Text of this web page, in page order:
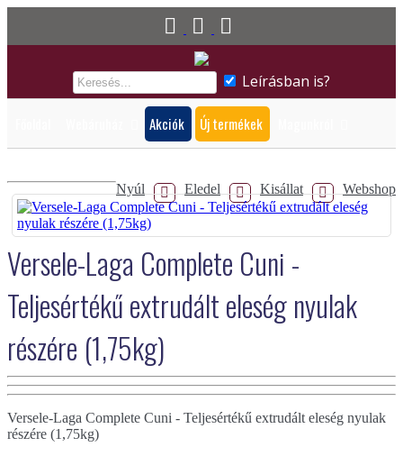
Leírásban is?
Akciók Új termékek
Webshop
Kisállat
Eledel
Nyúl
Versele-Laga Complete Cuni -
Teljesértékű extrudált eleség nyulak
részére (1,75kg)
Versele-Laga Complete Cuni - Teljesértékű extrudált eleség nyulak
részére (1,75kg)